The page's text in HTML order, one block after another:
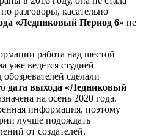
разговоры, касательно
«Ледниковый Период 6» не
работа над шестой
уже ведется студией
сделали
дата выхода «Ледниковый
на осень 2020 года.
информация, поэтому
лучше подождать
от создателей.